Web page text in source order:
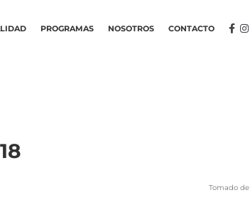
PROGRAMAS NOSOTROS CONTACTO
Tomado de